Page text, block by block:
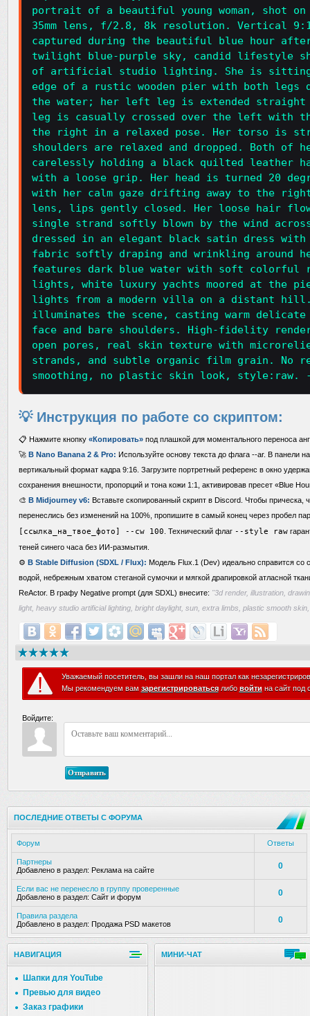
portrait of a beautiful young woman, shot on
35mm lens, f/2.8, 8k resolution. Vertical
captured during the beautiful blue hour
twilight blue-purple sky, candid lifestyle
of artificial studio lighting. She is sitting
edge of a rustic wooden pier with both legs
the water; her left leg is extended straight
leg is casually crossed over the left with
the right in a relaxed pose. Her torso is
shoulders are relaxed and dropped. Both of
carelessly holding a black quilted leather
with a loose grip. Her head is turned 20
with her calm gaze drifting away to the
lens, lips gently closed. Her loose hair
single strand softly blown by the wind
dressed in an elegant black satin dress
fabric softly draping and wrinkling around
features dark blue water with soft colorful
lights, white luxury yachts moored at the
lights from a modern villa on a distant
illuminates the scene, casting warm
face and bare shoulders. High-fidelity
open pores, real skin texture with
strands, and subtle organic film grain. No
smoothing, no plastic skin look, style:raw.
💡 Инструкция по работе со скриптом:
📋 Нажмите кнопку «Копировать» под плашкой для моментального переноса
🚀 В Nano Banana 2 & Pro: Используйте основу текста до флага --ar. В панели
вертикальный формат кадра 9:16. Загрузите портретный референс в окно
сохранения внешности, пропорций и тона кожи 1:1, активировав пресет «Blue
🎨 В Midjourney v6: Вставьте скопированный скрипт в Discord. Чтобы прическа,
перенеслись без изменений на 100%, пропишите в самый конец через пробел
[ссылка_на_твое_фото] --cw 100 . Технический флаг --style raw
теней синего часа без ИИ-размытия.
⚙️ В Stable Diffusion (SDXL / Flux): Модель Flux.1 (Dev) идеально справится со
водой, небрежным хватом стеганой сумочки и мягкой драпировкой атласной
ReActor. В графу Negative prompt (для SDXL) внесите: "3d render, illustration,
light, heavy studio artificial lighting, bright daylight, sun, extra limbs, plastic smooth
Уважаемый посетитель, вы зашли на наш портал как
Мы рекомендуем вам зарегистрироватьсялибо войти на сайт под
Войдите:
Отправить
ПОСЛЕДНИЕ ОТВЕТЫ С ФОРУМА
Форум Ответы
Партнеры
Добавлено в раздел: Реклама на сайте 0
Если вас не перенесло в группу проверенные
Добавлено в раздел: Сайт и форум 0
Правила раздела
Добавлено в раздел: Продажа PSD макетов 0
НАВИГАЦИЯ
Шапки для YouTube
Превью для видео
Заказ графики
МИНИ-ЧАТ